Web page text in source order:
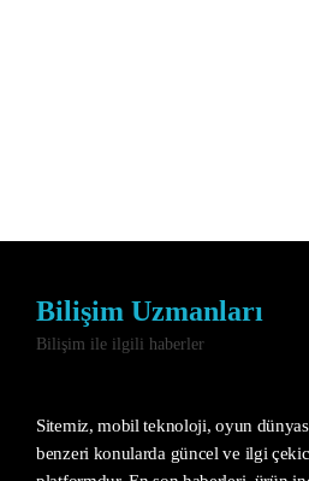
Bilişim Uzmanları
Bilişim ile ilgili haberler
Sitemiz, mobil teknoloji, oyun
benzeri konularda güncel ve ilgi